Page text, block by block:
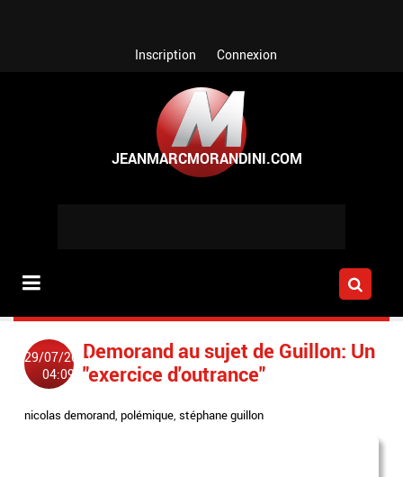
Inscription Connexion
29/07/2011
04:09
Demorand au sujet de Guillon: Un
"exercice d'outrance"
nicolas demorand,polémique,stéphane guillon